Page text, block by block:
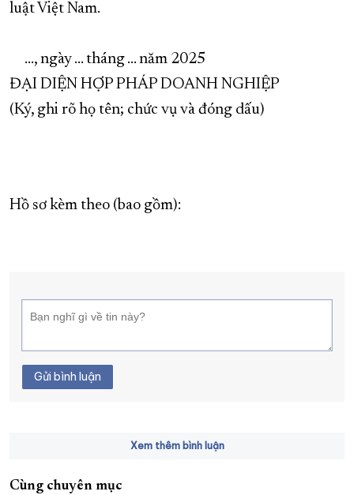
luật Việt Nam.
..., ngày ... tháng ... năm 2025
ĐẠI DIỆN HỢP PHÁP DOANH NGHIỆP
(Ký, ghi rõ họ tên; chức vụ và đóng dấu)
Hồ sơ kèm theo (bao gồm):
Gửi bình luận
Xem thêm bình luận
Cùng chuyên mục